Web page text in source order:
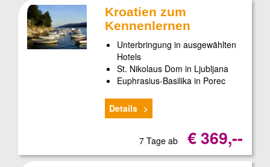
Kroatien zum
Kennenlernen
Unterbringung in ausgewählten
Hotels
St. Nikolaus Dom in Ljubljana
Euphrasius-Basilika in Porec
Details
7 Tage ab € 369,--